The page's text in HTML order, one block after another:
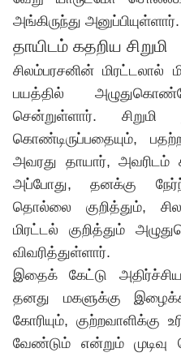
அங்கிருந்து அனுப்பியுள்ளார்.
தாயிடம் கதறிய சிறுமி
சிலம்பரசனின் மிரட்டலால்
பயத்தில்
சென்றுள்ளார்.
கொண்டிருப்பதையும்,
அவரது தாயார், அவரிடம்
அப்போது, தனக்கு
தொல்லை குறித்தும்,
மிரட்டல் குறித்தும்
விவரித்துள்ளார்.
இதைக் கேட்டு
தனது மகளுக்கு
கோரியும்,
வேண்டும் என்றும்